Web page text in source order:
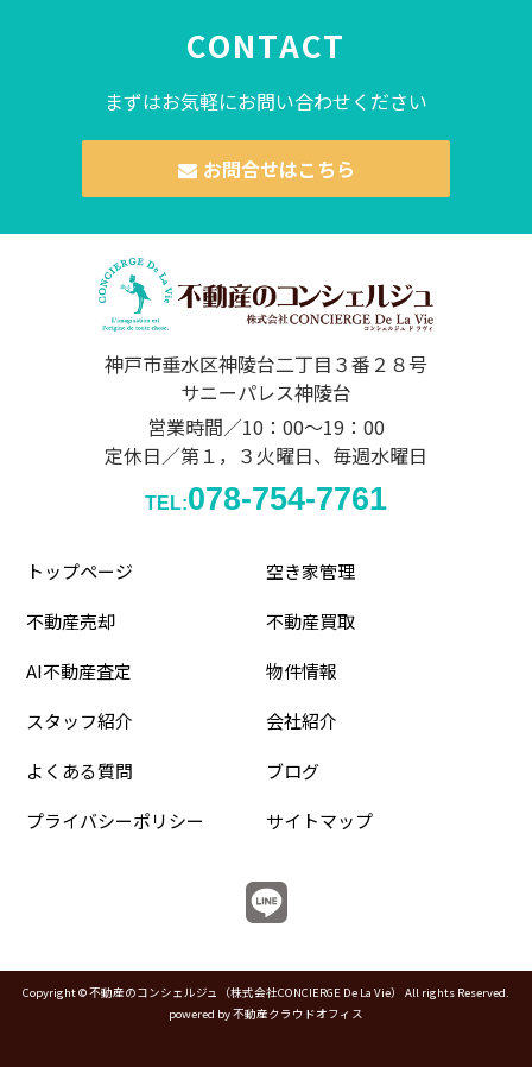
CONTACT
まずはお気軽にお問い合わせください
お問合せはこちら
神戸市垂水区神陵台二丁目３番２８号
サニーパレス神陵台
営業時間／10：00～19：00
定休日／第１，３火曜日、毎週水曜日
TEL:078-754-7761
トップページ
空き家管理
不動産売却
不動産買取
AI不動産査定
物件情報
スタッフ紹介
会社紹介
よくある質問
ブログ
プライバシーポリシー
サイトマップ
Copyright © 不動産のコンシェルジュ（株式会社CONCIERGE De La Vie） All rights Reserved.
powered by 不動産クラウドオフィス